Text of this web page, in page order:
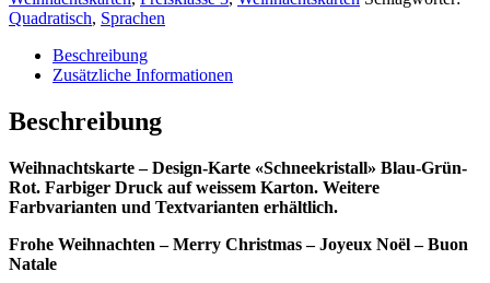
Quadratisch, Sprachen
Beschreibung
Zusätzliche Informationen
Beschreibung
Weihnachtskarte – Design-Karte «Schneekristall» Blau-Grün-
Rot. Farbiger Druck auf weissem Karton. Weitere
Farbvarianten und Textvarianten erhältlich.
Frohe Weihnachten – Merry Christmas – Joyeux Noël – Buon
Natale